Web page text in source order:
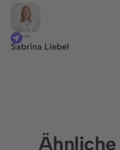
Autorin
Sabrina Liebel